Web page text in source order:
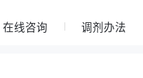
在线咨询 调剂办法